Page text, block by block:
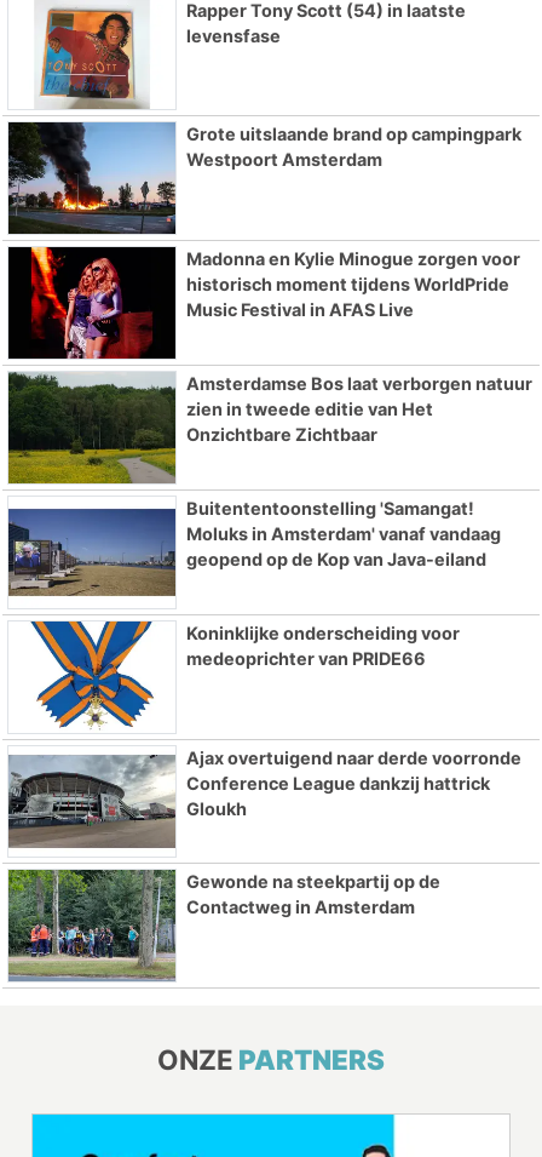
Rapper Tony Scott (54) in laatste
levensfase
Grote uitslaande brand op campingpark
Westpoort Amsterdam
Madonna en Kylie Minogue zorgen voor
historisch moment tijdens WorldPride
Music Festival in AFAS Live
Amsterdamse Bos laat verborgen natuur
zien in tweede editie van Het
Onzichtbare Zichtbaar
Buitententoonstelling 'Samangat!
Moluks in Amsterdam' vanaf vandaag
geopend op de Kop van Java-eiland
Koninklijke onderscheiding voor
medeoprichter van PRIDE66
Ajax overtuigend naar derde voorronde
Conference League dankzij hattrick
Gloukh
Gewonde na steekpartij op de
Contactweg in Amsterdam
ONZE PARTNERS